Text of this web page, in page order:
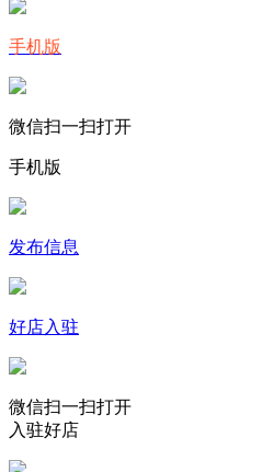
手机版
微信扫一扫打开
手机版
发布信息
好店入驻
微信扫一扫打开
入驻好店